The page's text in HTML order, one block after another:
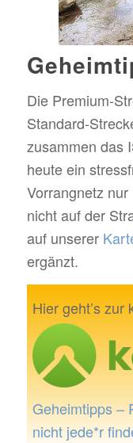
Die Premium-
Standard-
zusammen das
heute ein
Vorrangnetz
nicht auf der
auf unserer
ergänzt.
Hier geht’s zur
Geheimtipps –
nicht jede*r